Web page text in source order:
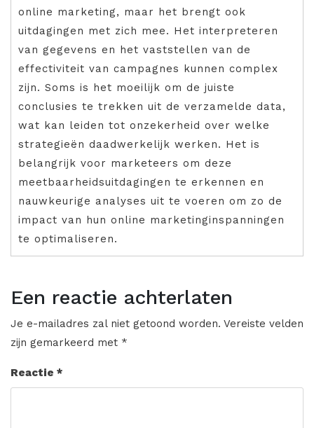
online marketing, maar het brengt ook
uitdagingen met zich mee. Het interpreteren
van gegevens en het vaststellen van de
effectiviteit van campagnes kunnen complex
zijn. Soms is het moeilijk om de juiste
conclusies te trekken uit de verzamelde data,
wat kan leiden tot onzekerheid over welke
strategieën daadwerkelijk werken. Het is
belangrijk voor marketeers om deze
meetbaarheidsuitdagingen te erkennen en
nauwkeurige analyses uit te voeren om zo de
impact van hun online marketinginspanningen
te optimaliseren.
Een reactie achterlaten
Je e-mailadres zal niet getoond worden. Vereiste velden
zijn gemarkeerd met *
Reactie *